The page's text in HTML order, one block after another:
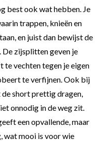
best ook wat hebben. Je
trappen, knieën en
en juist dan bewijst de
De zijsplitten geven je
te vechten tegen je eigen
te verfijnen. Ook bij
short prettig dragen,
onnodig in de weg zit.
een opvallende, maar
wat mooi is voor wie